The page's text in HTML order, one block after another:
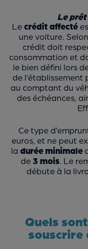
Le
Lecrédit affecté
une voiture. Selon
crédit doit
consommation et
le bien défini lors
de
au comptant du
des échéances,
Ce type
euros, et ne peut
la durée minimale
de 3 mois . Le
débute à la
Quels
souscrire